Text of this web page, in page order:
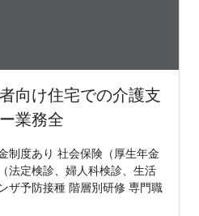
向け住宅での介護支
業務全
制度あり 社会保険（厚生年金
法定検診、婦人科検診、生活
ザ予防接種 階層別研修 専門職